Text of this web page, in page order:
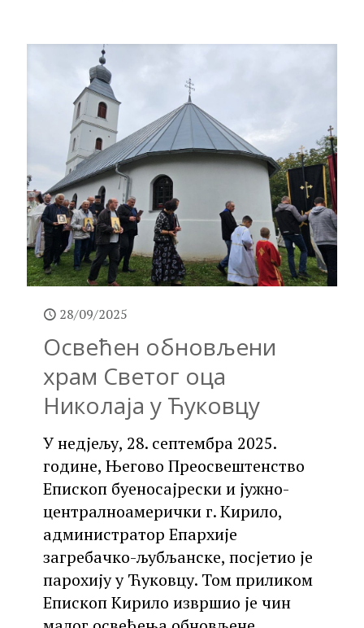
28/09/2025
Освећен обновљени
храм Светог оца
Николаја у Ћуковцу
У недјељу, 28. септембра 2025.
године, Његово Преосвештенство
Епископ буеносајрески и јужно-
централноамерички г. Кирило,
администратор Епархије
загребачко-љубљанске, посјетио је
парохију у Ћуковцу. Том приликом
Епископ Кирило извршио је чин